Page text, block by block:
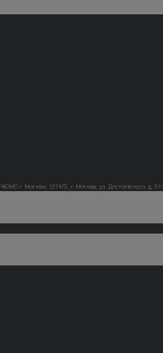
ТФОМС г. Москвы: 127473, г. Москва, ул. Достоевского, д. 31/